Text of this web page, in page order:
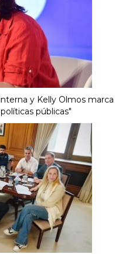
y Kelly Olmos marca
públicas"